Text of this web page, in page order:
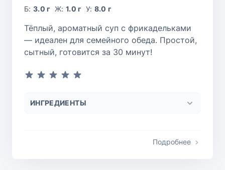
Б:3.0 г Ж: 1.0 г У: 8.0 г
Тёплый, ароматный суп с фрикадельками
— идеален для семейного обеда. Простой,
сытный, готовится за 30 минут!
ИНГРЕДИЕНТЫ
Подробнее